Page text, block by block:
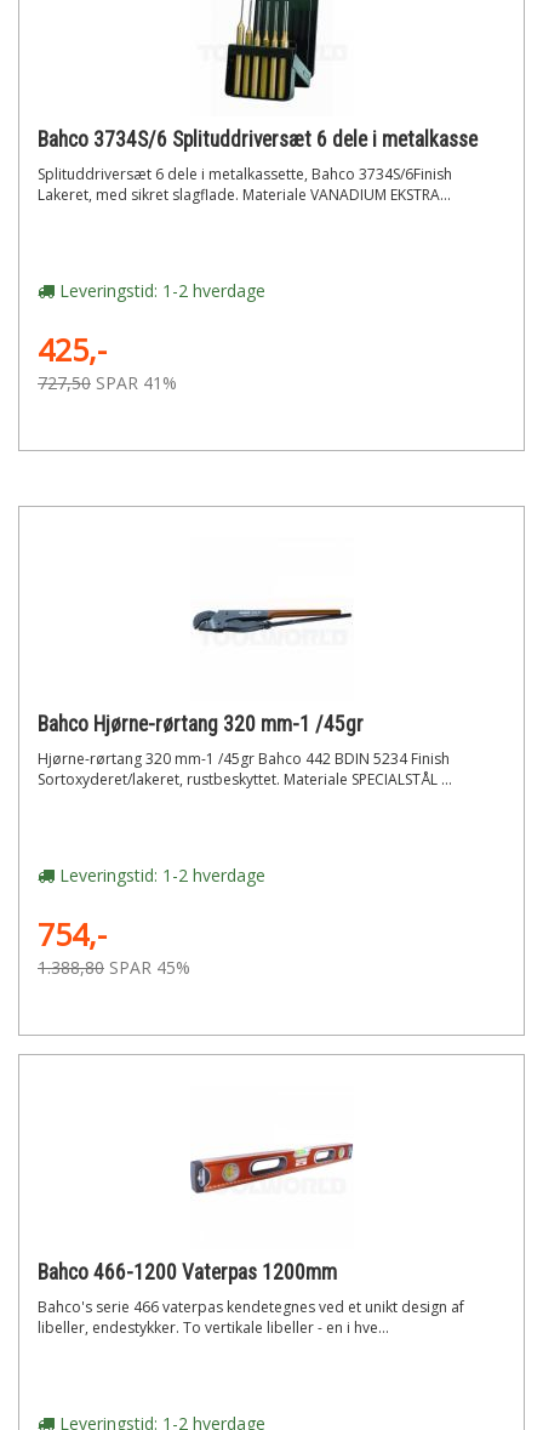
Bahco 3734S/6 Splituddriversæt 6 dele i metalkasse
Splituddriversæt 6 dele i metalkassette, Bahco 3734S/6Finish
Lakeret, med sikret slagflade. Materiale VANADIUM EKSTRA...
Leveringstid: 1-2 hverdage
425,-
727,50 SPAR 41%
Bahco Hjørne-rørtang 320 mm-1 /45gr
Hjørne-rørtang 320 mm-1 /45gr Bahco 442 BDIN 5234 Finish
Sortoxyderet/lakeret, rustbeskyttet. Materiale SPECIALSTÅL ...
Leveringstid: 1-2 hverdage
754,-
1.388,80 SPAR 45%
Bahco 466-1200 Vaterpas 1200mm
Bahco's serie 466 vaterpas kendetegnes ved et unikt design af
libeller, endestykker. To vertikale libeller - en i hve...
Leveringstid: 1-2 hverdage